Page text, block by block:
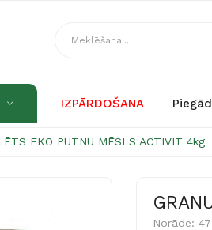
IZPĀRDOŠANA
EKO PUTNU MĒSLS ACTIVIT 4kg
Norāde: